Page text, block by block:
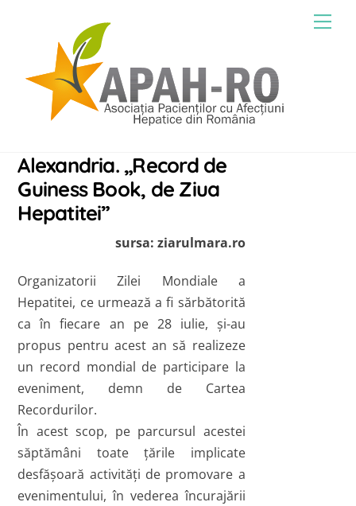
Alexandria. „Record de
Guiness Book, de Ziua
Hepatitei”
sursa: ziarulmara.ro
Organizatorii Zilei Mondiale a
Hepatitei, ce urmează a fi sărbătorită
ca în fiecare an pe 28 iulie, şi-au
propus pentru acest an să realizeze
un record mondial de participare la
eveniment, demn de Cartea
Recordurilor.
În acest scop, pe parcursul acestei
săptămâni toate ţările implicate
desfăşoară activităţi de promovare a
evenimentului, în vederea încurajării